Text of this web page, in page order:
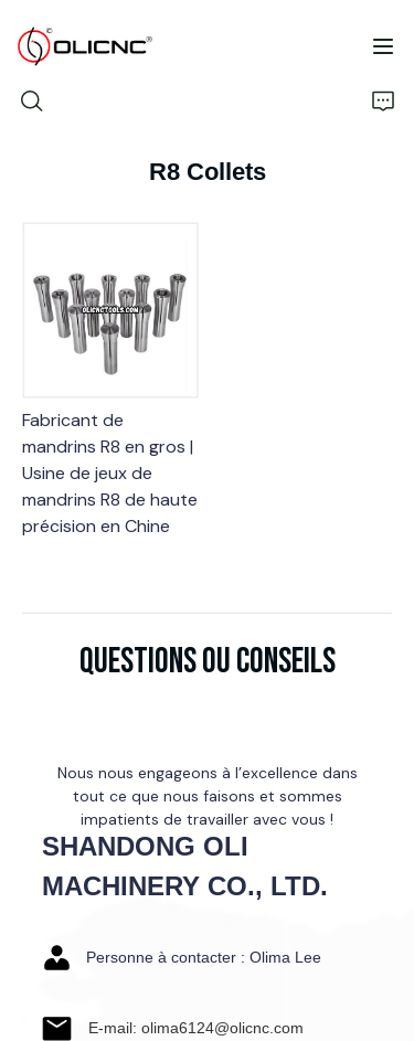
R8 Collets
Fabricant de
mandrins R8 en gros |
Usine de jeux de
mandrins R8 de haute
précision en Chine
Questions ou conseils
Nous nous engageons à l’excellence dans
tout ce que nous faisons et sommes
impatients de travailler avec vous !
SHANDONG OLI
MACHINERY CO., LTD.
Personne à contacter : Olima Lee
E-mail: olima6124@olicnc.com
Société
Catalogue
Contactez-nous
FAQ
Blog